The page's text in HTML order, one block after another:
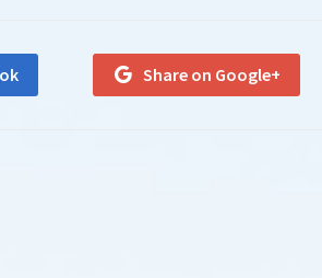
Share on Google+